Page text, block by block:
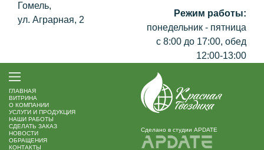
Гомель,
ул. Аграрная, 2
Режим работы:
понедельник - пятница
с 8:00 до 17:00, обед
12:00-13:00
ГЛАВНАЯ
ВИТРИНА
O КОМПАНИИ
УСЛУГИ И ПРОДУКЦИЯ
НАШИ РАБОТЫ
СДЕЛАТЬ ЗАКАЗ
НОВОСТИ
ОБРАЩЕНИЯ
КОНТАКТЫ
Сделано в студии APDATE